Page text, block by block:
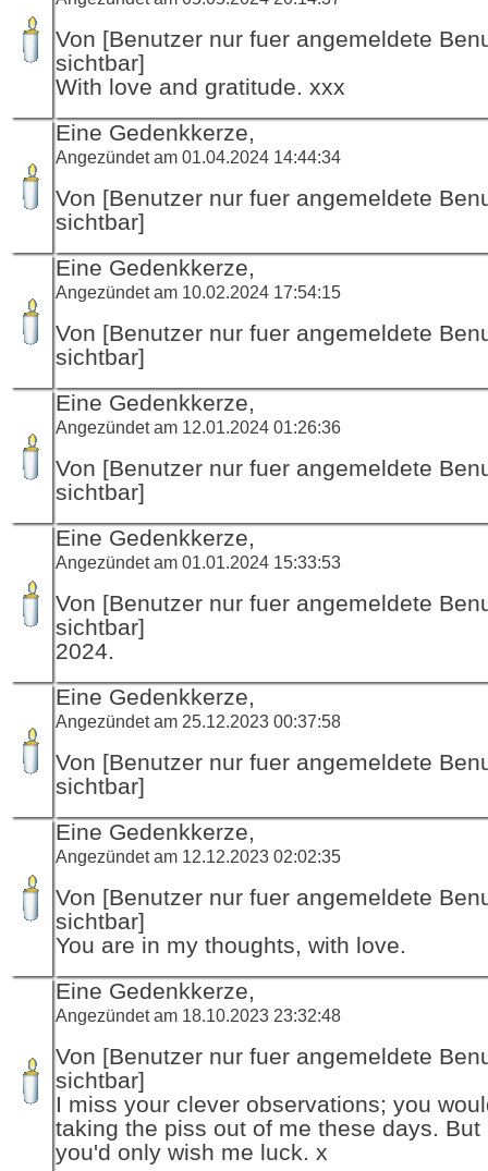
Von [Benutzer nur fuer angemeldete
sichtbar]
With love and gratitude. xxx
Eine Gedenkkerze,
Angezündet am 01.04.2024 14:44:34
Von [Benutzer nur fuer angemeldete
sichtbar]
Eine Gedenkkerze,
Angezündet am 10.02.2024 17:54:15
Von [Benutzer nur fuer angemeldete
sichtbar]
Eine Gedenkkerze,
Angezündet am 12.01.2024 01:26:36
Von [Benutzer nur fuer angemeldete
sichtbar]
Eine Gedenkkerze,
Angezündet am 01.01.2024 15:33:53
Von [Benutzer nur fuer angemeldete
sichtbar]
2024.
Eine Gedenkkerze,
Angezündet am 25.12.2023 00:37:58
Von [Benutzer nur fuer angemeldete
sichtbar]
Eine Gedenkkerze,
Angezündet am 12.12.2023 02:02:35
Von [Benutzer nur fuer angemeldete
sichtbar]
You are in my thoughts, with love.
Eine Gedenkkerze,
Angezündet am 18.10.2023 23:32:48
Von [Benutzer nur fuer angemeldete
sichtbar]
I miss your clever observations; you
taking the piss out of me these days. But
you'd only wish me luck. x